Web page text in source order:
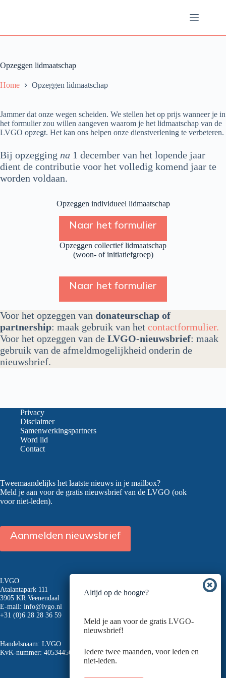
Opzeggen lidmaatschap
Home Opzeggen lidmaatschap
Jammer dat onze wegen scheiden. We stellen het op prijs wanneer je in
het formulier zou willen aangeven waarom je het lidmaatschap van de
LVGO opzegt. Het kan ons helpen onze dienstverlening te verbeteren.
Bij opzegging na 1 december van het lopende jaar
dient de contributie voor het volledig komend jaar te
worden voldaan.
Opzeggen individueel lidmaatschap
Naar het formulier
Opzeggen collectief lidmaatschap
(woon- of initiatiefgroep)
Naar het formulier
Voor het opzeggen van donateurschap of
partnership: maak gebruik van het contactformulier.
Voor het opzeggen van de LVGO-nieuwsbrief: maak
gebruik van de afmeldmogelijkheid onderin de
nieuwsbrief.
Privacy
Disclaimer
Samenwerkingspartners
Word lid
Contact
Tweemaandelijks het laatste nieuws in je mailbox?
Meld je aan voor de gratis nieuwsbrief van de LVGO (ook
voor niet-leden).
Aanmelden nieuwsbrief
LVGO
Atalantapark 111
3905 KR Veenendaal
E-mail: info@lvgo.nl
+31 (0)6 28 28 36 59
Handelsnaam: LVGO
KvK-nummer: 40534456
Altijd op de hoogte?
Meld je aan voor de gratis LVGO-
nieuwsbrief!
Iedere twee maanden, voor leden en
niet-leden.